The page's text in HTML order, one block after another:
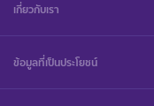
เกี่ยวกับเรา
ข้อมูลที่เป็นประโยชน์